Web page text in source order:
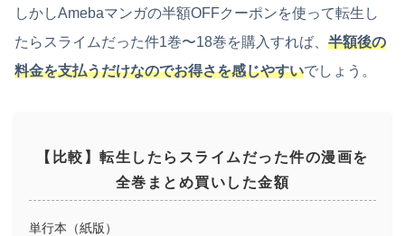
しかしAmebaマンガの半額OFFクーポンを使って転生し
たらスライムだった件1巻〜18巻を購入すれば、 半額後の
料金を支払うだけなのでお得さを感じやすいでしょう。
【比較】転生したらスライムだった件の漫画を
全巻まとめ買いした金額
単行本（紙版）